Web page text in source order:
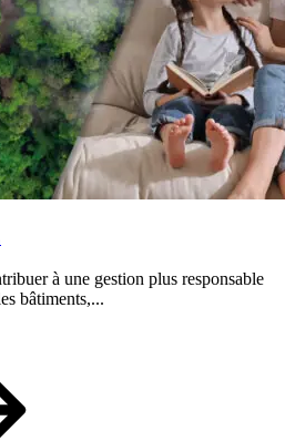
à une gestion plus responsable
bâtiments,...